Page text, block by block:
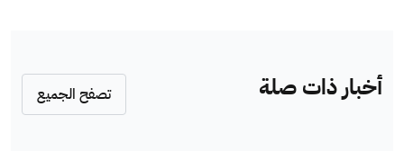
أخبار ذات صلة تصفح الجميع